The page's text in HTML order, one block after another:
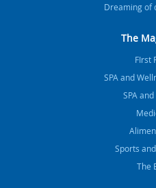
Dreaming of
The
FIrst
SPA and
SPA
Sports
The